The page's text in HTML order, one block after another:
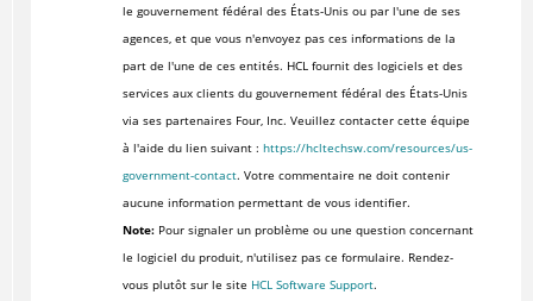
le gouvernement fédéral des États-Unis ou par l'une de ses
agences, et que vous n'envoyez pas ces informations de la
part de l'une de ces entités. HCL fournit des logiciels et des
services aux clients du gouvernement fédéral des États-Unis
via ses partenaires Four, Inc. Veuillez contacter cette équipe
à l'aide du lien suivant : https://hcltechsw.com/resources/us-
government-contact. Votre commentaire ne doit contenir
aucune information permettant de vous identifier.
Note:Pour signaler un problème ou une question concernant
le logiciel du produit, n'utilisez pas ce formulaire. Rendez-
vous plutôt sur le site HCL Software Support.